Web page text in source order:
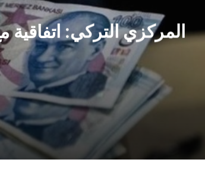
المركزي التركي:
المركزي التركي: اتفاقية مع مصرف سوريا على